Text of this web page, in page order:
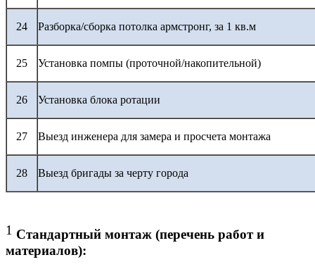
24 Разборка/сборка потолка армстронг, за 1 кв.м
25 Установка помпы (проточной/накопительной)
26 Установка блока ротации
27 Выезд инженера для замера и просчета монтажа
28 Выезд бригады за черту города
1 Стандартный монтаж (перечень работ и
материалов):